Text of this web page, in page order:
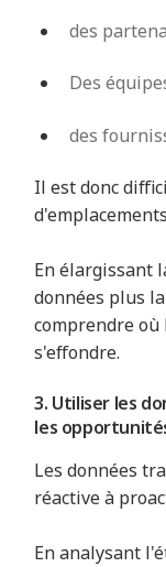
des
Des
des
Il est donc
En élargissant
données plus
comprendre
s'effondre.
3. Utiliser les
les
Les données
réactive à
En analysant